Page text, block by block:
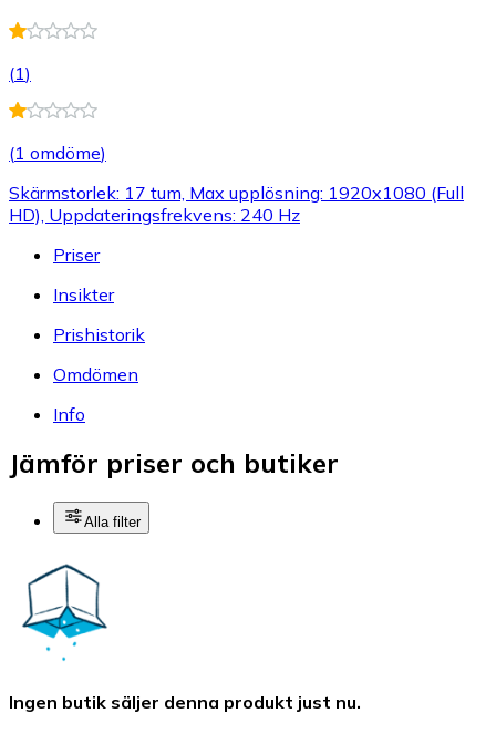
(1)
(1 omdöme)
Skärmstorlek: 17 tum, Max upplösning: 1920x1080 (Full
HD), Uppdateringsfrekvens: 240 Hz
Priser
Insikter
Prishistorik
Omdömen
Info
Jämför priser och butiker
Alla filter
Ingen butik säljer denna produkt just nu.